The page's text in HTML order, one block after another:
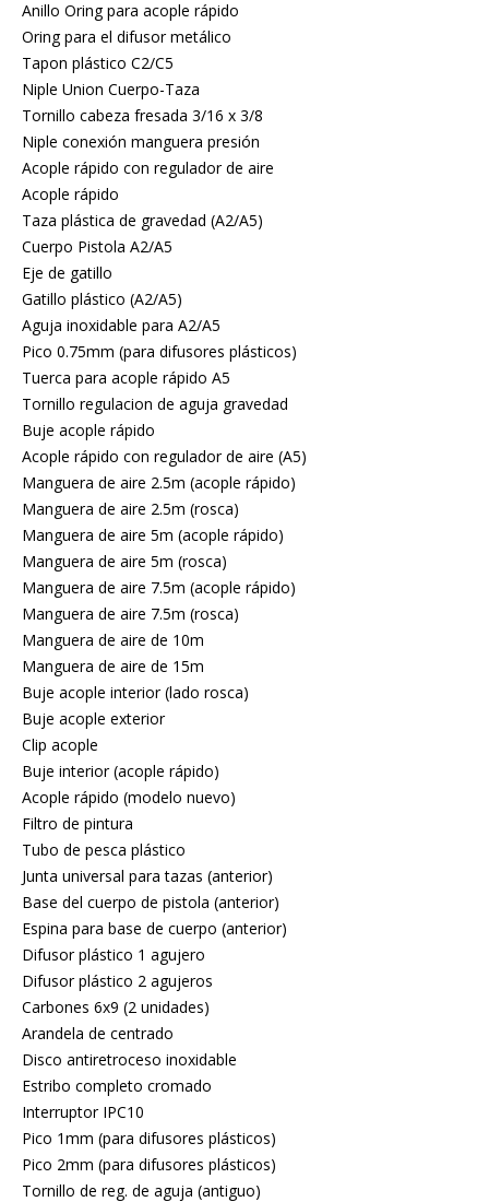
Anillo Oring para acople rápido
Oring para el difusor metálico
Tapon plástico C2/C5
Niple Union Cuerpo-Taza
Tornillo cabeza fresada 3/16 x 3/8
Niple conexión manguera presión
Acople rápido con regulador de aire
Acople rápido
Taza plástica de gravedad (A2/A5)
Cuerpo Pistola A2/A5
Eje de gatillo
Gatillo plástico (A2/A5)
Aguja inoxidable para A2/A5
Pico 0.75mm (para difusores plásticos)
Tuerca para acople rápido A5
Tornillo regulacion de aguja gravedad
Buje acople rápido
Acople rápido con regulador de aire (A5)
Manguera de aire 2.5m (acople rápido)
Manguera de aire 2.5m (rosca)
Manguera de aire 5m (acople rápido)
Manguera de aire 5m (rosca)
Manguera de aire 7.5m (acople rápido)
Manguera de aire 7.5m (rosca)
Manguera de aire de 10m
Manguera de aire de 15m
Buje acople interior (lado rosca)
Buje acople exterior
Clip acople
Buje interior (acople rápido)
Acople rápido (modelo nuevo)
Filtro de pintura
Tubo de pesca plástico
Junta universal para tazas (anterior)
Base del cuerpo de pistola (anterior)
Espina para base de cuerpo (anterior)
Difusor plástico 1 agujero
Difusor plástico 2 agujeros
Carbones 6x9 (2 unidades)
Arandela de centrado
Disco antiretroceso inoxidable
Estribo completo cromado
Interruptor IPC10
Pico 1mm (para difusores plásticos)
Pico 2mm (para difusores plásticos)
Tornillo de reg. de aguja (antiguo)